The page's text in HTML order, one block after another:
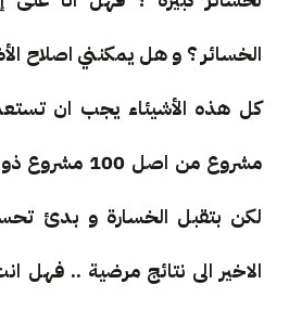
الخسائر ؟ و هل يمكنني اصلاح
مشروع من اصل
لكن بتقبل الخسارة و بدئ
الاخير الى نتائج مرضية .. فهل